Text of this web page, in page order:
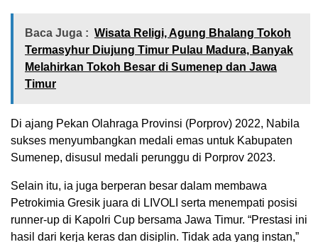
Baca Juga : Wisata Religi, Agung Bhalang Tokoh
Termasyhur Diujung Timur Pulau Madura, Banyak
Melahirkan Tokoh Besar di Sumenep dan Jawa
Timur
Di ajang Pekan Olahraga Provinsi (Porprov) 2022, Nabila
sukses menyumbangkan medali emas untuk Kabupaten
Sumenep, disusul medali perunggu di Porprov 2023.
Selain itu, ia juga berperan besar dalam membawa
Petrokimia Gresik juara di LIVOLI serta menempati posisi
runner-up di Kapolri Cup bersama Jawa Timur. “Prestasi ini
hasil dari kerja keras dan disiplin. Tidak ada yang instan,”